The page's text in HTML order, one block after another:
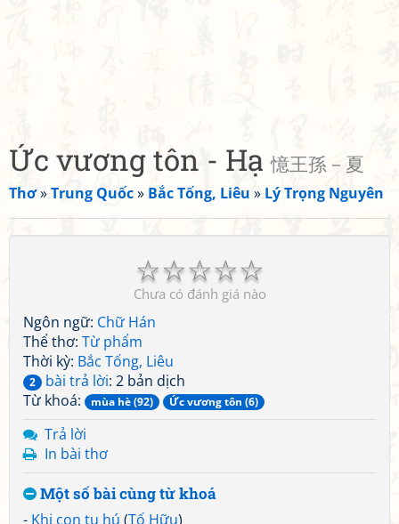
Ức vương tôn - Hạ憶王孫－夏
Thơ»Trung Quốc» Bắc Tống, Liêu » Lý Trọng Nguyên
☆
☆
☆
☆
☆
Chưa có đánh giá nào
Ngôn ngữ: Chữ Hán
Thể thơ: Từ phẩm
Thời kỳ: Bắc Tống, Liêu
2 bài trả lời: 2 bản dịch
Từ khoá:
mùa hè (92) Ức vương tôn (6)
Trả lời
In bài thơ
Một số bài cùng từ khoá
- Khi con tu hú (Tố Hữu)